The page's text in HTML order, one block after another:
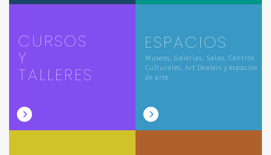
CURSOS
Y
TALLERES
ESPACIOS
Museos, Galerías, Salas, Centros
Culturales, Art Dealers y espacios
de arte